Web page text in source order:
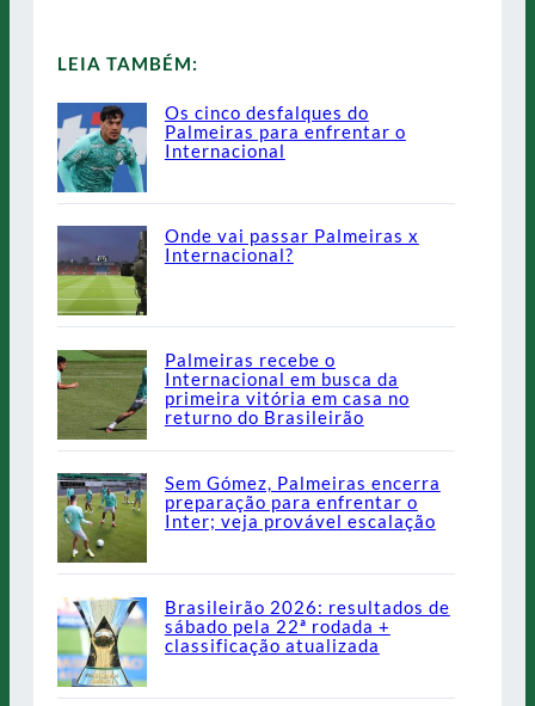
LEIA TAMBÉM:
Os cinco desfalques do
Palmeiras para enfrentar o
Internacional
Onde vai passar Palmeiras x
Internacional?
Palmeiras recebe o
Internacional em busca da
primeira vitória em casa no
returno do Brasileirão
Sem Gómez, Palmeiras encerra
preparação para enfrentar o
Inter; veja provável escalação
Brasileirão 2026: resultados de
sábado pela 22ª rodada +
classificação atualizada